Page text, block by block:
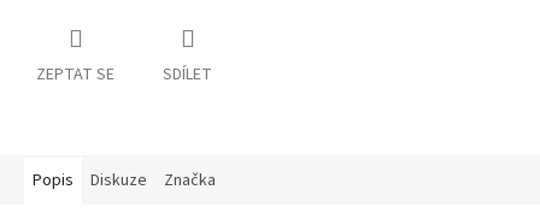
ZEPTAT SE SDÍLET
Popis Diskuze Značka